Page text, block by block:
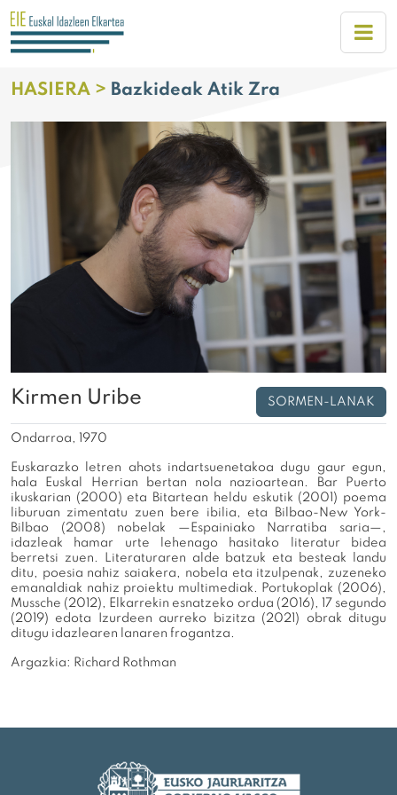
HASIERA > Bazkideak Atik Zra
Kirmen Uribe SORMEN-LANAK
Ondarroa, 1970
Euskarazko letren ahots indartsuenetakoa dugu gaur egun,
hala Euskal Herrian bertan nola nazioartean. Bar Puerto
ikuskarian (2000) eta Bitartean heldu eskutik (2001) poema
liburuan zimentatu zuen bere ibilia, eta Bilbao-New York-
Bilbao (2008) nobelak —Espainiako Narratiba saria—,
idazleak hamar urte lehenago hasitako literatur bidea
berretsi zuen. Literaturaren alde batzuk eta besteak landu
ditu, poesia nahiz saiakera, nobela eta itzulpenak, zuzeneko
emanaldiak nahiz proiektu multimediak. Portukoplak (2006),
Mussche (2012), Elkarrekin esnatzeko ordua (2016), 17 segundo
(2019) edota Izurdeen aurreko bizitza (2021) obrak ditugu
ditugu idazlearen lanaren frogantza.
Argazkia: Richard Rothman